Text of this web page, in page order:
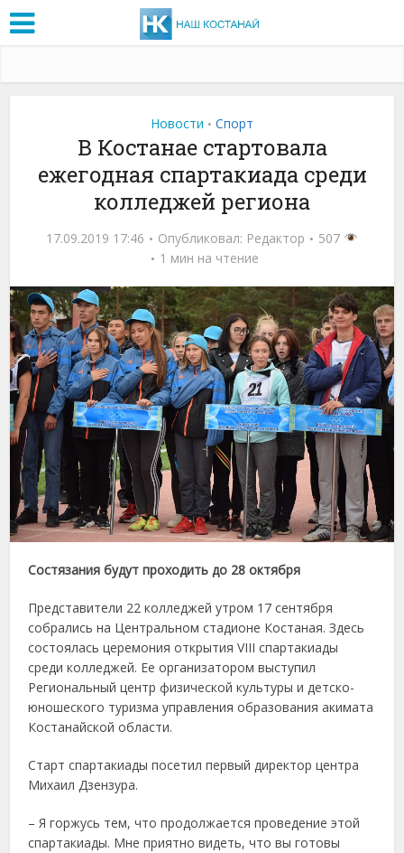
Новости • Спорт
В Костанае стартовала
ежегодная спартакиада среди
колледжей региона
17.09.2019 17:46 Опубликовал: Редактор
507
1 мин на чтение
Состязания будут проходить до 28 октября
Представители 22 колледжей утром 17 сентября
собрались на Центральном стадионе Костаная. Здесь
состоялась церемония открытия VIII спартакиады
среди колледжей. Ее организатором выступил
Региональный центр физической культуры и детско-
юношеского туризма управления образования акимата
Костанайской области.
Старт спартакиады посетил первый директор центра
Михаил Дзензура.
– Я горжусь тем, что продолжается проведение этой
спартакиады. Мне приятно видеть, что вы готовы